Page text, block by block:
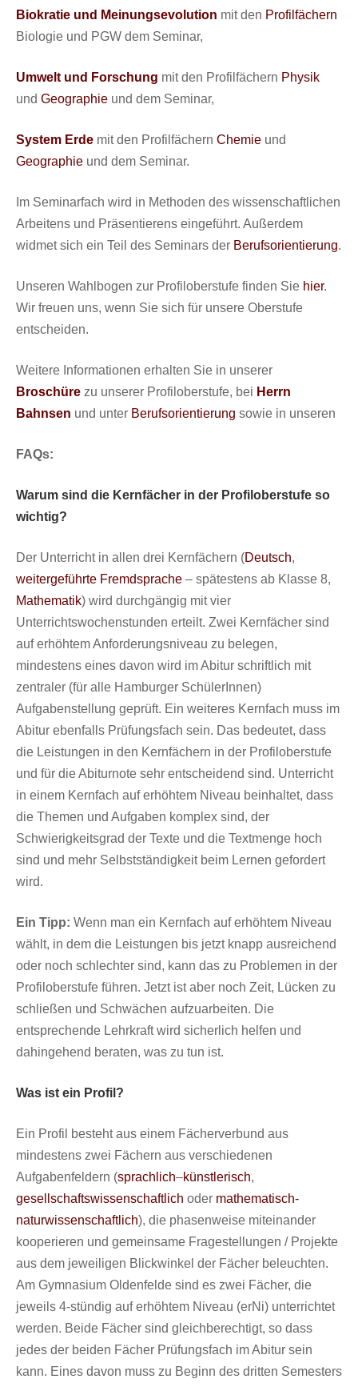
Biokratie und Meinungsevolution mit den Profilfächern
Biologie und PGW dem Seminar,
Umwelt und Forschung mit den Profilfächern Physik
und Geographie und dem Seminar,
System Erde mit den Profilfächern Chemie und
Geographie und dem Seminar.
Im Seminarfach wird in Methoden des wissenschaftlichen
Arbeitens und Präsentierens eingeführt. Außerdem
widmet sich ein Teil des Seminars der Berufsorientierung.
Unseren Wahlbogen zur Profiloberstufe finden Sie hier.
Wir freuen uns, wenn Sie sich für unsere Oberstufe
entscheiden.
Weitere Informationen erhalten Sie in unserer
Broschüre zu unserer Profiloberstufe, bei Herrn
Bahnsen und unter Berufsorientierung sowie in unseren
FAQs:
Warum sind die Kernfächer in der Profiloberstufe so
wichtig?
Der Unterricht in allen drei Kernfächern (Deutsch,
weitergeführte Fremdsprache – spätestens ab Klasse 8,
Mathematik) wird durchgängig mit vier
Unterrichtswochenstunden erteilt. Zwei Kernfächer sind
auf erhöhtem Anforderungsniveau zu belegen,
mindestens eines davon wird im Abitur schriftlich mit
zentraler (für alle Hamburger SchülerInnen)
Aufgabenstellung geprüft. Ein weiteres Kernfach muss im
Abitur ebenfalls Prüfungsfach sein. Das bedeutet, dass
die Leistungen in den Kernfächern in der Profiloberstufe
und für die Abiturnote sehr entscheidend sind. Unterricht
in einem Kernfach auf erhöhtem Niveau beinhaltet, dass
die Themen und Aufgaben komplex sind, der
Schwierigkeitsgrad der Texte und die Textmenge hoch
sind und mehr Selbstständigkeit beim Lernen gefordert
wird.
Ein Tipp: Wenn man ein Kernfach auf erhöhtem Niveau
wählt, in dem die Leistungen bis jetzt knapp ausreichend
oder noch schlechter sind, kann das zu Problemen in der
Profiloberstufe führen. Jetzt ist aber noch Zeit, Lücken zu
schließen und Schwächen aufzuarbeiten. Die
entsprechende Lehrkraft wird sicherlich helfen und
dahingehend beraten, was zu tun ist.
Was ist ein Profil?
Ein Profil besteht aus einem Fächerverbund aus
mindestens zwei Fächern aus verschiedenen
Aufgabenfeldern (sprachlich–künstlerisch,
gesellschaftswissenschaftlich oder mathematisch-
naturwissenschaftlich), die phasenweise miteinander
kooperieren und gemeinsame Fragestellungen / Projekte
aus dem jeweiligen Blickwinkel der Fächer beleuchten.
Am Gymnasium Oldenfelde sind es zwei Fächer, die
jeweils 4-stündig auf erhöhtem Niveau (erNi) unterrichtet
werden. Beide Fächer sind gleichberechtigt, so dass
jedes der beiden Fächer Prüfungsfach im Abitur sein
kann. Eines davon muss zu Beginn des dritten Semesters